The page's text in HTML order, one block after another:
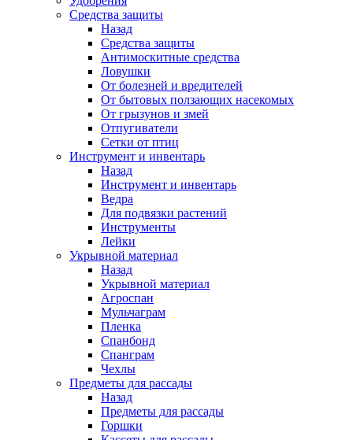
Средства защиты
Назад
Средства защиты
Антимоскитные средства
Ловушки
От болезней и вредителей
От бытовых ползающих насекомых
От грызунов и змей
Отпугиватели
Сетки от птиц
Инструмент и инвентарь
Назад
Инструмент и инвентарь
Ведра
Для подвязки растений
Инструменты
Лейки
Укрывной материал
Назад
Укрывной материал
Агроспан
Мульчаграм
Пленка
Спанбонд
Спанграм
Чехлы
Предметы для рассады
Назад
Предметы для рассады
Горшки